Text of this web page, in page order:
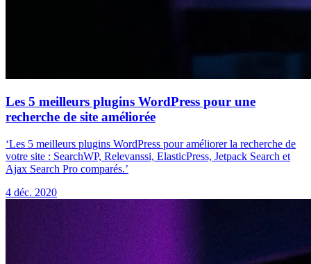
Les 5 meilleurs plugins WordPress pour une
recherche de site améliorée
‘Les 5 meilleurs plugins WordPress pour améliorer la recherche de
votre site : SearchWP, Relevanssi, ElasticPress, Jetpack Search et
Ajax Search Pro comparés.’
4 déc. 2020